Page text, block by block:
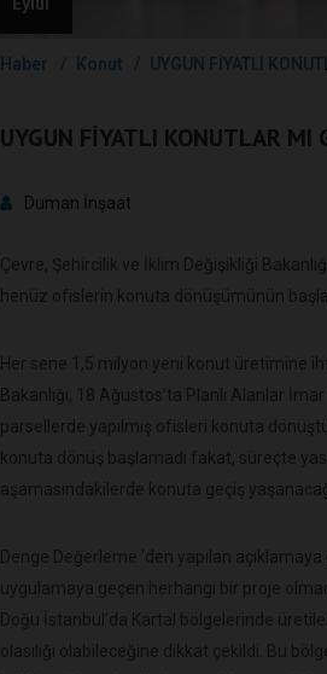
Haber Konut UYGUN FİYATLI
UYGUN FİYATLI KONUTLAR MI
Duman İnşaat
Çevre, Şehircilik ve İklim Değişikliği
henüz ofislerin konuta dönüşümünün
Her sene 1,5 milyon yeni konut üretimine
Bakanlığı, 18 Ağustos’ta Planlı Alanlar
parsellerde yapılmış ofisleri konuta
konuta dönüş başlamadı fakat, süreçte
aşamasındakilerde konuta geçiş
Denge Değerleme ’den yapılan
uygulamaya geçen herhangi bir proje
Doğu İstanbul’da Kartal bölgelerinde
olasılığı olabileceğine dikkat çekildi. Bu